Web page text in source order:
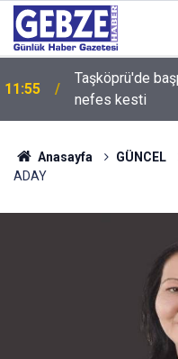
11:55
Taşköprü'de başpehlivan ve
nefes kesti
11:45 Türkiye’den
Anasayfa GÜNCEL
ADAY